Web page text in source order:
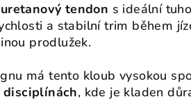
tendon s ideální
a stabilní trim během
prodlužek.
má tento kloub vysokou
disciplínách, kde je kladen